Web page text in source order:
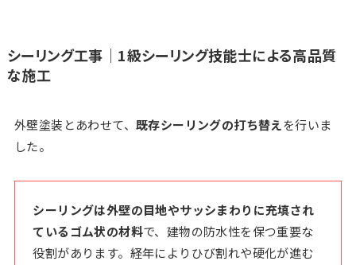
シーリング工事｜1級シーリング技能士による高品質
な施工
外壁塗装とあわせて、 既存シーリングの打ち替えを行いま
した。
シーリングは外壁の目地やサッシまわりに充填され
ているゴム状の材料で、建物の防水性を保つ重要な
役割があります。経年によりひび割れや硬化が進む